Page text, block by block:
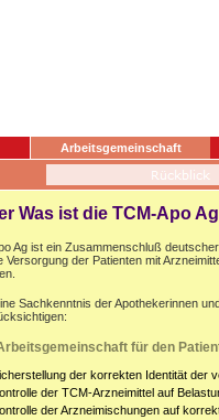
Arbeitsgemeinschaft
Was ist die TCM-Apo
Ag ist ein Zusammenschluß
Versorgung der Patienten mit
Sachkenntnis der Apothekerinnen
für den
der korrekten Identität der
der TCM-Arzneimittel auf
der Arzneimischungen auf